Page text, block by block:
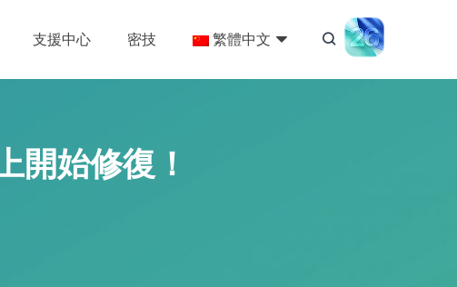
支援中心 密技 繁體中文
開始修復！